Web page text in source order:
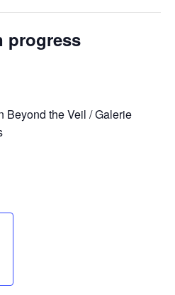
progress
Beyond the Veil / Galerie